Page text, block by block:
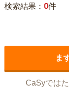
検索結果： 0件
ま
CaSyでは